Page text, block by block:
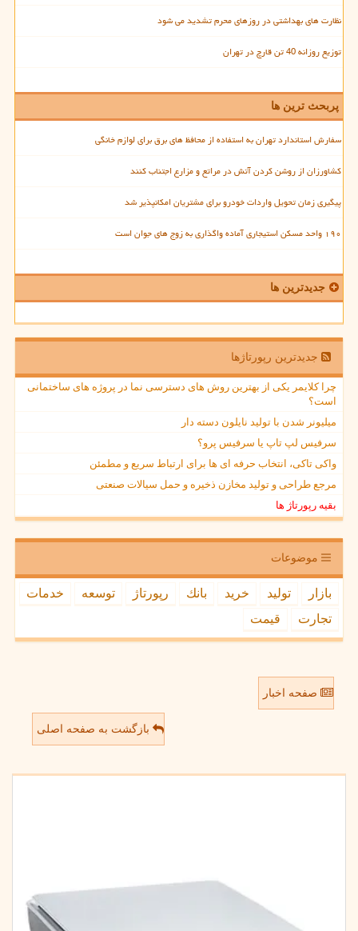
نظارت های بهداشتی در روزهای محرم تشدید می شود
توزیع روزانه 40 تن قارچ در تهران
پربحث ترین ها
سفارش استاندارد تهران به استفاده از محافظ های برق برای لوازم خانگی
کشاورزان از روشن کردن آتش در مراتع و مزارع اجتناب کنند
پیگیری زمان تحویل واردات خودرو برای مشتریان امکانپذیر شد
۱۹۰ واحد مسکن استیجاری آماده واگذاری به زوج های جوان است
جدیدترین ها
جدیدترین رپورتاژها
چرا کلایمر یکی از بهترین روش های دسترسی نما در پروژه های ساختمانی
است؟
میلیونر شدن با تولید نایلون دسته دار
سرفیس لپ تاپ یا سرفیس پرو؟
واکی تاکی، انتخاب حرفه ای ها برای ارتباط سریع و مطمئن
مرجع طراحی و تولید مخازن ذخیره و حمل سیالات صنعتی
بقیه رپورتاژ ها
موضوعات
بازار تولید خرید بانك رپورتاژ توسعه
خدمات
تجارت
قیمت
صفحه اخبار
بازگشت به صفحه اصلی